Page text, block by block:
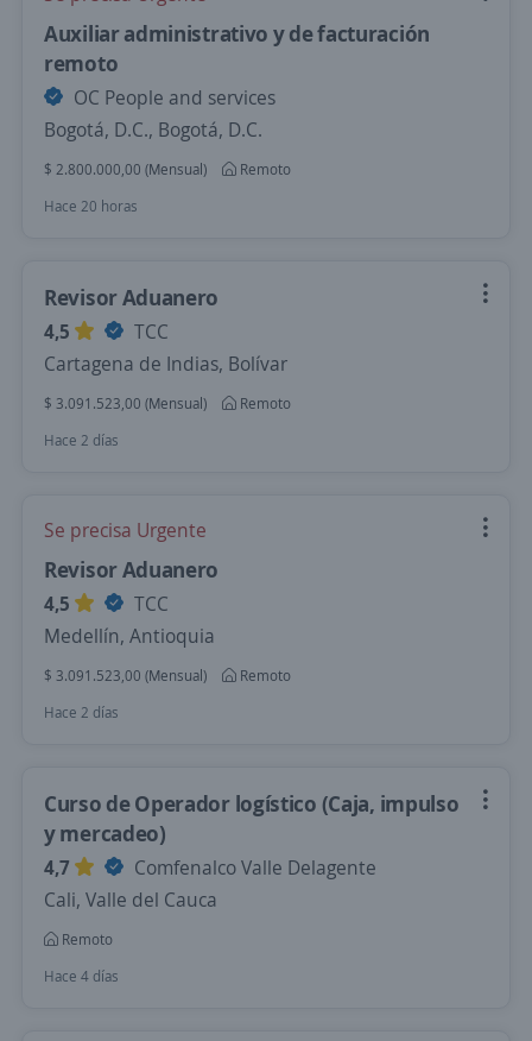
Auxiliar administrativo y de facturación
remoto
OC People and services
Bogotá, D.C., Bogotá, D.C.
$ 2.800.000,00 (Mensual)
Remoto
Hace 20 horas
Revisor Aduanero
4,5
TCC
Cartagena de Indias, Bolívar
$ 3.091.523,00 (Mensual)
Remoto
Hace 2 días
Se precisa Urgente
Revisor Aduanero
4,5
TCC
Medellín, Antioquia
$ 3.091.523,00 (Mensual)
Remoto
Hace 2 días
Curso de Operador logístico (Caja, impulso
y mercadeo)
4,7
Comfenalco Valle Delagente
Cali, Valle del Cauca
Remoto
Hace 4 días